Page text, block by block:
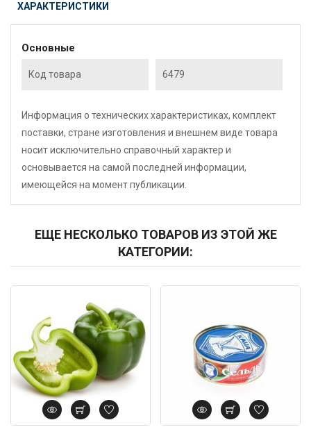
ХАРАКТЕРИСТИКИ
Основные
Код товара 6479
Информация о технических характеристиках, комплект
поставки, стране изготовления и внешнем виде товара
носит исключительно справочный характер и
основывается на самой последней информации,
имеющейся на момент публикации.
ЕЩЕ НЕСКОЛЬКО ТОВАРОВ ИЗ ЭТОЙ ЖЕ
КАТЕГОРИИ: